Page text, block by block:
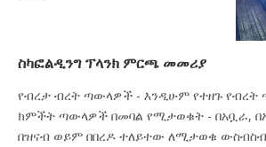
ስካፎልዲንግ ፕላንክ ምርጫ መመሪያ
የብረታ ብረት ጣውላዎች - እንዲሁም የተዘጉ
ክምችት ጣውላዎች በመባል የሚታወቁት - በአቧራ,
በዝናብ ወይም በበረዶ ተለይተው ለሚታወቁ